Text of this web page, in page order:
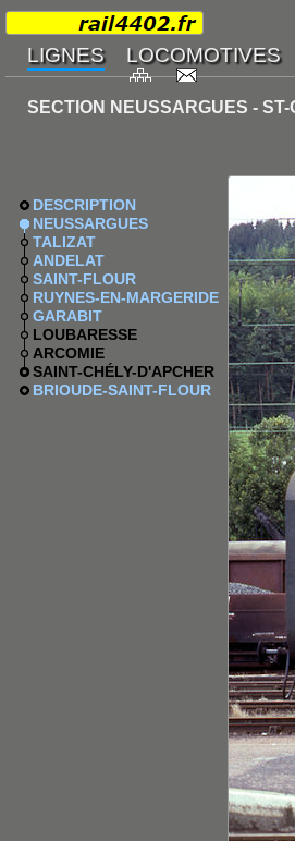
SECTION NEUSSARGUES -
DESCRIPTION
NEUSSARGUES
TALIZAT
ANDELAT
SAINT-FLOUR
RUYNES-EN-MARGERIDE
GARABIT
LOUBARESSE
ARCOMIE
SAINT-CHÉLY-D'APCHER
BRIOUDE-SAINT-FLOUR